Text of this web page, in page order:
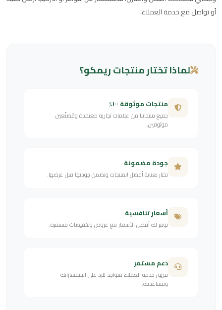
أو تواصل مع خدمة العملاء.
لماذا تختار منتجات ريمكو؟
منتجات موثوقة ١٠٠٪
جميع منتجاتنا من علامات تجارية معتمدة ومُصنّعين
موثوقين.
جودة مضمونة
نختار بعناية أفضل المنتجات ونضمن جودتها قبل عرضها.
أسعار تنافسية
نوفر لك أفضل الأسعار مع عروض وتخفيضات مستمرة.
دعم مستمر
فريق خدمة العملاء متواجد للرد على استفساراتك
ومساعدتك.